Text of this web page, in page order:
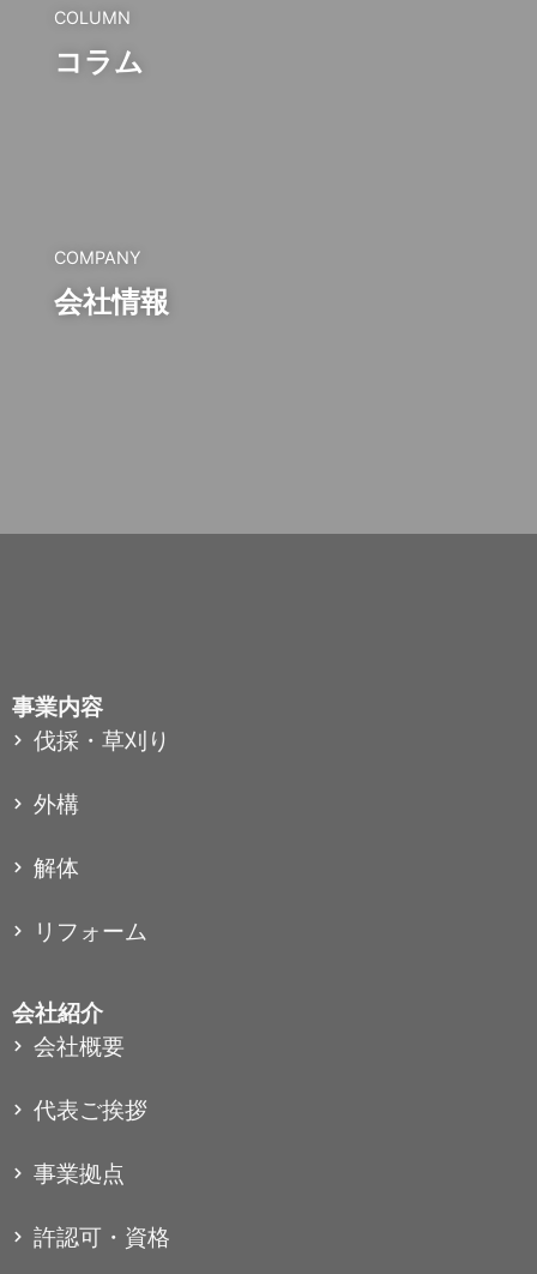
COLUMN
コラム
COMPANY
会社情報
事業内容
伐採・草刈り
外構
解体
リフォーム
会社紹介
会社概要
代表ご挨拶
事業拠点
許認可・資格